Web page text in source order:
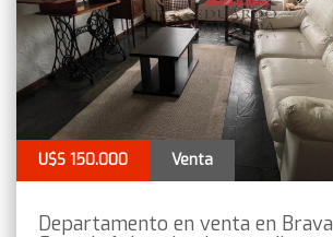
U$S 150.000 Venta
Departamento en venta en